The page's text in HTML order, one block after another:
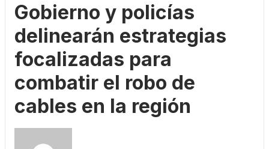
Gobierno y policías
delinearán estrategias
focalizadas para
combatir el robo de
cables en la región